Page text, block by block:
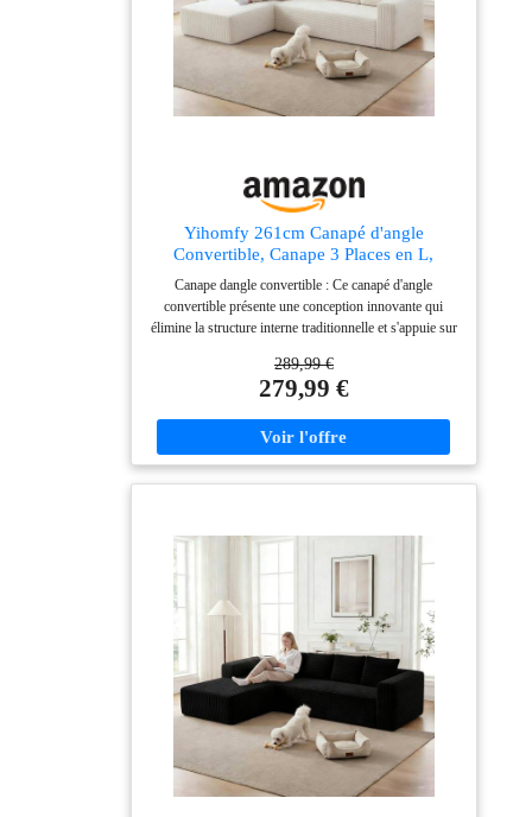
une élégance contemporaine à votre salon tout en
offrant une surface confortable. Sa bonne résistance à
l'usure garantit un confort en toute saison et un bel
aspect durable. DURABILITÉ PRÊTE À L'EMPLOI :
Conçu pour durer, ce canapé-lit repose sur une
structure en acier solide qui assure une excellente
laissez-le respirer pendant 72 heures, puis il reprendra
entièrement sa forme.
Yihomfy 261cm Canapé d'angle
Convertible, Canape 3 Places en L,
Compressible canapé modulable Cloud
avec Assise Profonde, canape Dangle
Convertible et Librement combinable
pour Le Salon, Beige
Canape dangle convertible : Ce canapé d'angle
convertible présente une conception innovante qui
élimine la structure interne traditionnelle et s'appuie sur
pour un soutien stable et uniforme. Le rembourrage en
mousse à mémoire de forme haute densité épouse les
aérien comparable à celle de se reposer sur un nuage,
tout en préservant sa forme et en évitant
cm. Canapé de salon tissu velours côtelé :
Confectionné en velours côtelé de qualité, ce canapé
modulaire apporte une touche de luxe à votre salon
grâce à son toucher doux et texturé. Résistant aux
éclaboussures et facile à nettoyer, il simplifie l'entretien
quotidien. Ses housses amovibles et lavables facilitent
le nettoyage, ce qui le rend idéal pour les familles avec
enfants ou animaux de compagnie. Le tissu offre une
assise chaude, confortable et respirante. Configuration
modulaire adaptable : Ce canapé d'angle sans armature
offre une grande flexibilité d'agencement ; chaque
élément peut être configuré de différentes manières.
Par exemple, ces modules peuvent être assemblés pour
289,99 €
279,99 €